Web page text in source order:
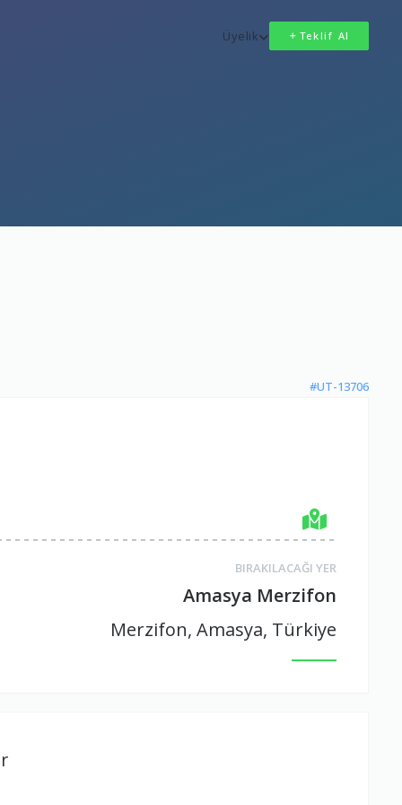
Üyelik Teklif Al
#UT-13706
BIRAKILACAĞI YER
Amasya Merzifon
Merzifon, Amasya, Türkiye